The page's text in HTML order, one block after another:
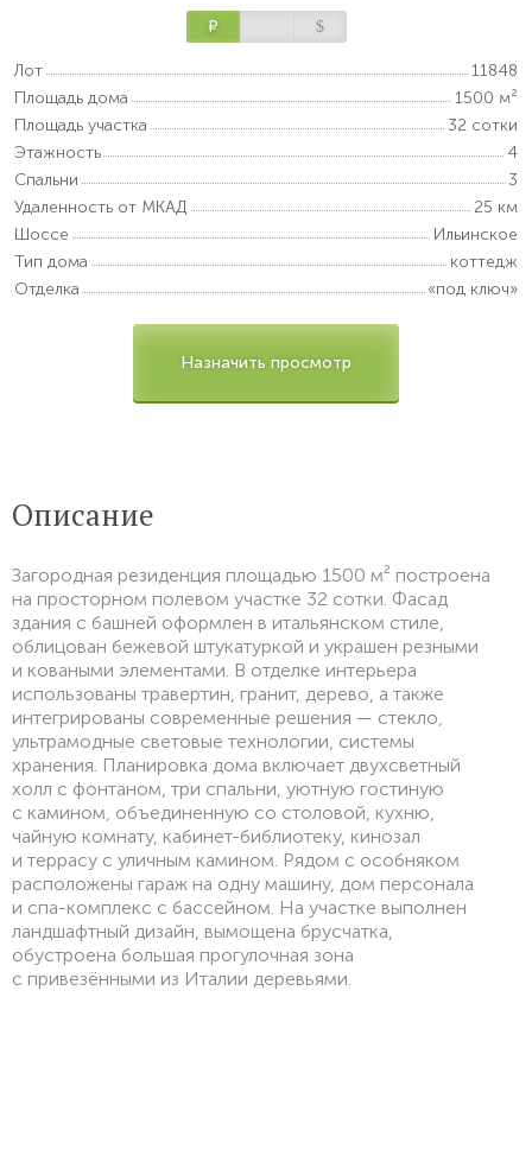
Р $
Лот
11848
Площадь дома
1500 м²
Площадь участка
32 сотки
Этажность
4
Спальни
3
Удаленность от МКАД
25 км
Шоссе
Ильинское
Тип дома
коттедж
Отделка
«под ключ»
Назначить просмотр
Описание
Загородная резиденция площадью 1500 м² построена
на просторном полевом участке 32 сотки. Фасад
здания с башней оформлен в итальянском стиле,
облицован бежевой штукатуркой и украшен резными
и коваными элементами. В отделке интерьера
использованы травертин, гранит, дерево, а также
интегрированы современные решения — стекло,
ультрамодные световые технологии, системы
хранения. Планировка дома включает двухсветный
холл с фонтаном, три спальни, уютную гостиную
с камином, объединенную со столовой, кухню,
чайную комнату, кабинет-библиотеку, кинозал
и террасу с уличным камином. Рядом с особняком
расположены гараж на одну машину, дом персонала
и спа-комплекс с бассейном. На участке выполнен
ландшафтный дизайн, вымощена брусчатка,
обустроена большая прогулочная зона
с привезёнными из Италии деревьями.